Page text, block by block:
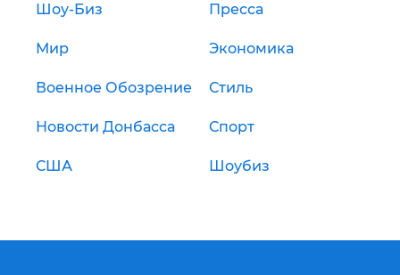
Шоу-Биз Пресса
Мир Экономика
Военное Обозрение Стиль
Новости Донбасса Спорт
США Шоубиз